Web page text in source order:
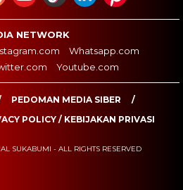
NETWORK
Whatsapp.com
Youtube.com
PEDOMAN MEDIA SIBER
POLICY / KEBIJAKAN PRIVASI
SUKABUMI - ALL RIGHTS RESERVED